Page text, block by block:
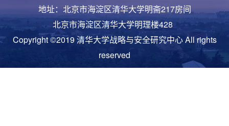
地址：北京市海淀区清华大学明斋217房间
北京市海淀区清华大学明理楼428
Copyright ©2019 清华大学战略与安全研究中心 All rights
reserved